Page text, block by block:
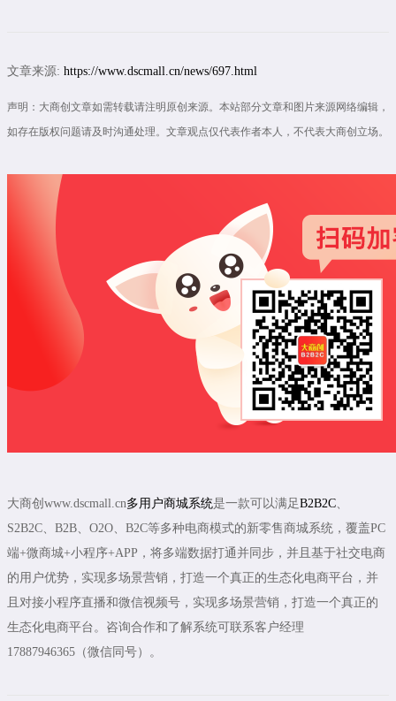
文章来源: https://www.dscmall.cn/news/697.html
声明：大商创文章如需转载请注明原创来源。本站部分文章和图片来源网络编辑，
如存在版权问题请及时沟通处理。文章观点仅代表作者本人，不代表大商创立场。
大商创www.dscmall.cn多用户商城系统是一款可以满足B2B2C、
S2B2C、B2B、O2O、B2C等多种电商模式的新零售商城系统，覆盖PC
端+微商城+小程序+APP，将多端数据打通并同步，并且基于社交电商
的用户优势，实现多场景营销，打造一个真正的生态化电商平台，并
且对接小程序直播和微信视频号，实现多场景营销，打造一个真正的
生态化电商平台。咨询合作和了解系统可联系客户经理
17887946365（微信同号）。